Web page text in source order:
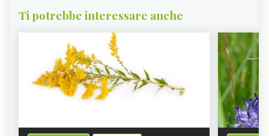
AUSTRALIANO
BOTTLEBRUSH, IL FIORE
AUSTRALIANO
TRAVEL, IL FIORE AUSTRALIANO
WHITE LIGHT ESSENCES, IL FIORE
AUSTRALIANO
LIGHT FREQUENCY ESSENCES, IL
FIORE AUSTRALIANO
SOUTHERN CROSS, IL FIORE
PINK FLANNEL FLOWER, IL FIORE
Ti potrebbe interessare anche